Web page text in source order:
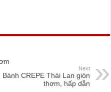
Next
Bánh CREPE Thái Lan giòn
thơm, hấp dẫn